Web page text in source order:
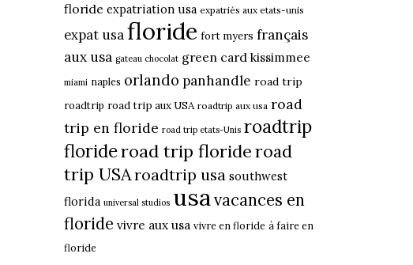
floride expatriation usa expatriés aux etats-unis
expat usafloride fort myers français
aux usa gateau chocolat green card kissimmee
miami naples orlando panhandle road trip
roadtrip road trip aux USA roadtrip aux usa road
trip en floride road trip etats-Unis roadtrip
florideroad trip florideroad
trip USAroadtrip usa southwest
florida universal studios usavacances en
floride vivre aux usa vivre en floride à faire en
floride